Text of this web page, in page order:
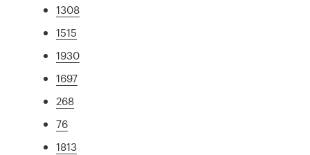
1308
1515
1930
1697
268
76
1813